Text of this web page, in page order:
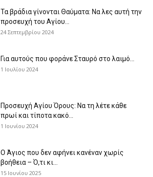
Τα βράδια γίνονται Θαύματα: Να λες αυτή την
προσευχή του Αγίου...
24 Σεπτεμβρίου 2024
Για αυτούς που φοράνε Σταυρό στο λαιμό…
1 Ιουλίου 2024
Προσευχή Αγίου Όρους: Να τη λέτε κάθε
πρωί και τίποτα κακό...
1 Ιουνίου 2024
Ο Άγιος που δεν αφήνει κανέναν χωρίς
βοήθεια – Ό,τι κι...
15 Ιουνίου 2025